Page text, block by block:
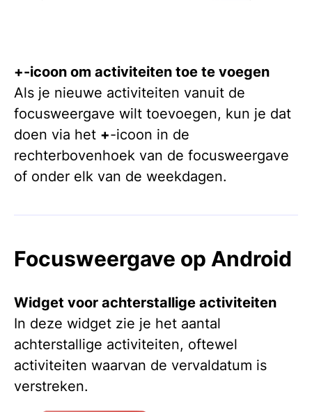
+-icoon om activiteiten toe te voegen
Als je nieuwe activiteiten vanuit de
focusweergave wilt toevoegen, kun je dat
doen via het +-icoon in de
rechterbovenhoek van de focusweergave
of onder elk van de weekdagen.
Focusweergave op Android
Widget voor achterstallige activiteiten
In deze widget zie je het aantal
achterstallige activiteiten, oftewel
activiteiten waarvan de vervaldatum is
verstreken.